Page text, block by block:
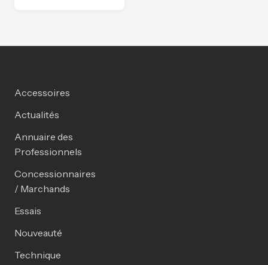
Accessoires
Actualités
Annuaire des
Professionnels
Concessionnaires
/ Marchands
Essais
Nouveauté
Technique